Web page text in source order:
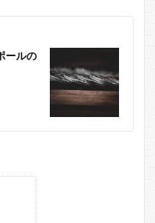
ールの